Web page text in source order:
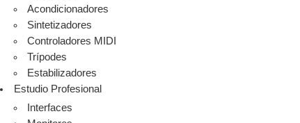
Acondicionadores
Sintetizadores
Controladores MIDI
Trípodes
Estabilizadores
Estudio Profesional
Interfaces